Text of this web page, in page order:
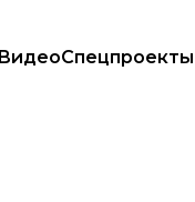
ВидеоСпецпроекты